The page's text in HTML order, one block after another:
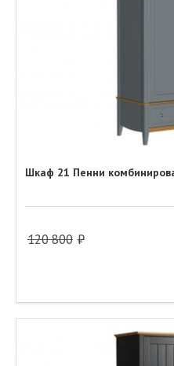
Шкаф 21 Пенни
120 800